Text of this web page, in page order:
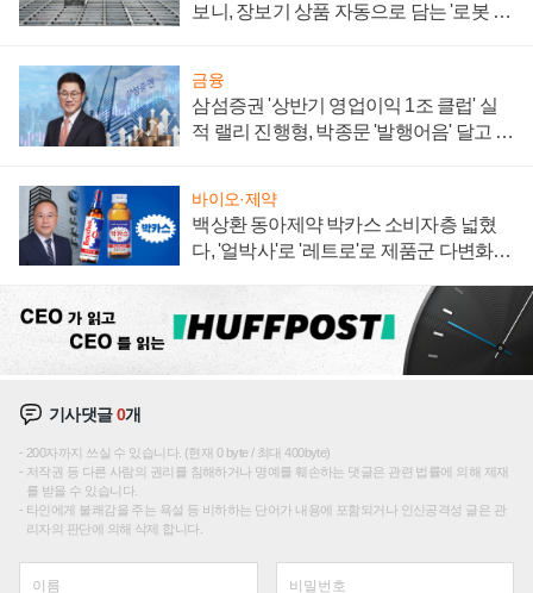
보니, 장보기 상품 자동으로 담는 '로봇 40
금융
삼섬증권 '상반기 영업이익 1조 클럽' 실
적 랠리 진행형, 박종문 '발행어음' 달고 연
바이오·제약
백상환 동아제약 박카스 소비자층 넓혔
다, '얼박사'로 '레트로'로 제품군 다변화
기사댓글0개
200자까지 쓰실 수 있습니다. (현재 0 byte / 최대 400byte)
저작권 등 다른 사람의 권리를 침해하거나 명예를 훼손하는 댓글은 관련 법률에 의해 제재
를 받을 수 있습니다.
타인에게 불쾌감을 주는 욕설 등 비하하는 단어가 내용에 포함되거나 인신공격성 글은 관
리자의 판단에 의해 삭제 합니다.